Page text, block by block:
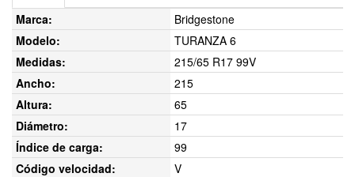
Marca:
Bridgestone
Modelo:
TURANZA 6
Medidas:
215/65 R17 99V
Ancho:
215
Altura:
65
Diámetro:
17
Índice de carga:
99
Código velocidad:
V